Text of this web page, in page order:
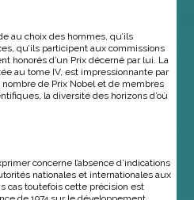
au choix des hommes, qu’ils
qu’ils participent aux commissions
honorés d’un Prix décerné par lui. La
au tome IV, est impressionnante par
de Prix Nobel et de membres
la diversité des horizons d’où
concerne l’absence d’indications
nationales et internationales aux
cas toutefois cette précision est